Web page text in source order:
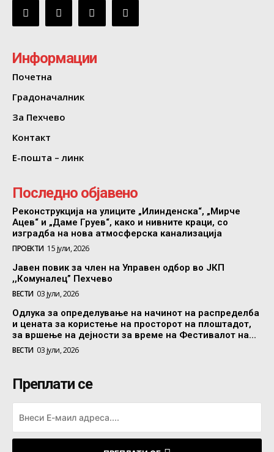
Информации
Почетна
Градоначалник
За Пехчево
Контакт
Е-пошта – линк
Последно објавено
Реконструкција на улиците „Илинденска“, „Мирче
Ацев“ и „Даме Груев“, како и нивните краци, со
изградба на нова атмосферска канализација
ПРОЕКТИ 15 јули, 2026
Јавен повик за член на Управен одбор во ЈКП
,,Комуналец” Пехчево
ВЕСТИ 03 јули, 2026
Одлука за определување на начинот на распределба
и цената за користење на просторот на плоштадот,
за вршење на дејности за време на Фестивалот на...
ВЕСТИ 03 јули, 2026
Преплати се